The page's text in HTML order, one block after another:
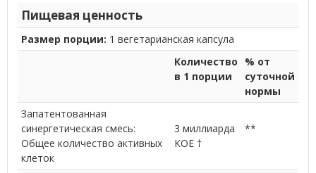
Пищевая ценность
Размер порции: 1 вегетарианская капсула
Количество
в 1 порции
% от
суточной
нормы
Запатентованная
синергетическая смесь:
Общее количество активных
клеток
3 миллиарда
КОЕ †
**